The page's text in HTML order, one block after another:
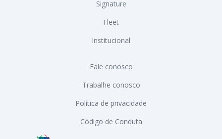
Signature
Fleet
Institucional
Fale conosco
Trabalhe conosco
Política de privacidade
Código de Conduta